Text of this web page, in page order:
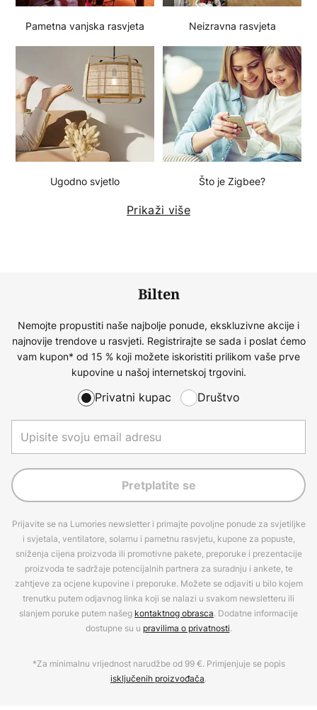
Pametna vanjska rasvjeta Neizravna rasvjeta
Ugodno svjetlo Što je Zigbee?
Prikaži više
Bilten
Nemojte propustiti naše najbolje ponude, ekskluzivne akcije i
najnovije trendove u rasvjeti. Registrirajte se sada i poslat ćemo
vam kupon* od 15 % koji možete iskoristiti prilikom vaše prve
kupovine u našoj internetskoj trgovini.
Privatni kupac Društvo
Pretplatite se
Prijavite se na Lumories newsletter i primajte povoljne ponude za svjetiljke
i svjetala, ventilatore, solarnu i pametnu rasvjetu, kupone za popuste,
sniženja cijena proizvoda ili promotivne pakete, preporuke i prezentacije
proizvoda te sadržaje potencijalnih partnera za suradnju i ankete, te
zahtjeve za ocjene kupovine i preporuke. Možete se odjaviti u bilo kojem
trenutku putem odjavnog linka koji se nalazi u svakom newsletteru ili
slanjem poruke putem našeg kontaktnog obrasca. Dodatne informacije
dostupne su u pravilima o privatnosti.
*Za minimalnu vrijednost narudžbe od 99 €. Primjenjuje se popis
isključenih proizvođača.